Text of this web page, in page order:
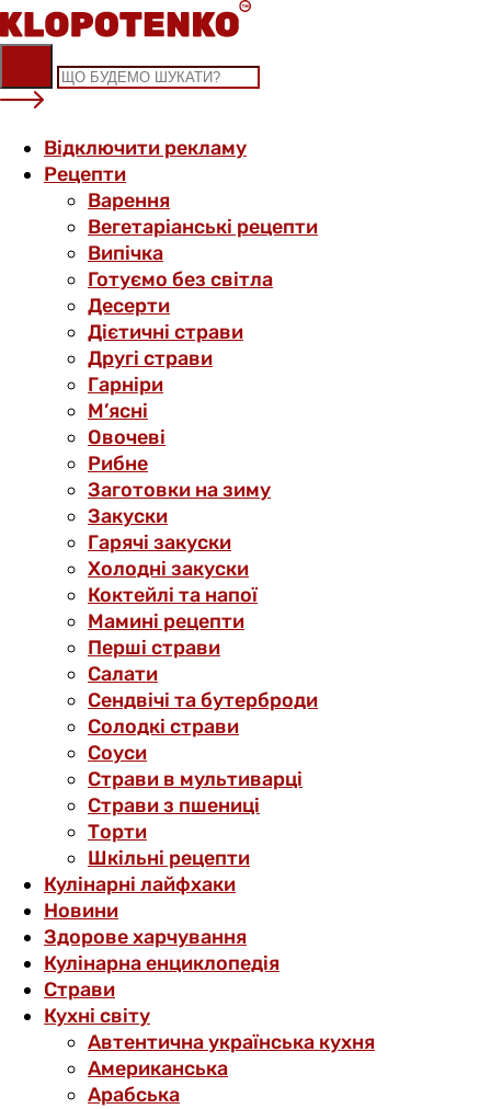
Skip
to
content
Відключити рекламу
Рецепти
Варення
Вегетаріанські рецепти
Випічка
Готуємо без світла
Десерти
Дієтичні страви
Другі страви
Гарніри
М’ясні
Овочеві
Рибне
Заготовки на зиму
Закуски
Гарячі закуски
Холодні закуски
Коктейлі та напої
Мамині рецепти
Перші страви
Салати
Сендвічі та бутерброди
Солодкі страви
Соуси
Страви в мультиварці
Страви з пшениці
Торти
Шкільні рецепти
Кулінарні лайфхаки
Новини
Здорове харчування
Кулінарна енциклопедія
Страви
Кухні світу
Автентична українська кухня
Американська
Арабська